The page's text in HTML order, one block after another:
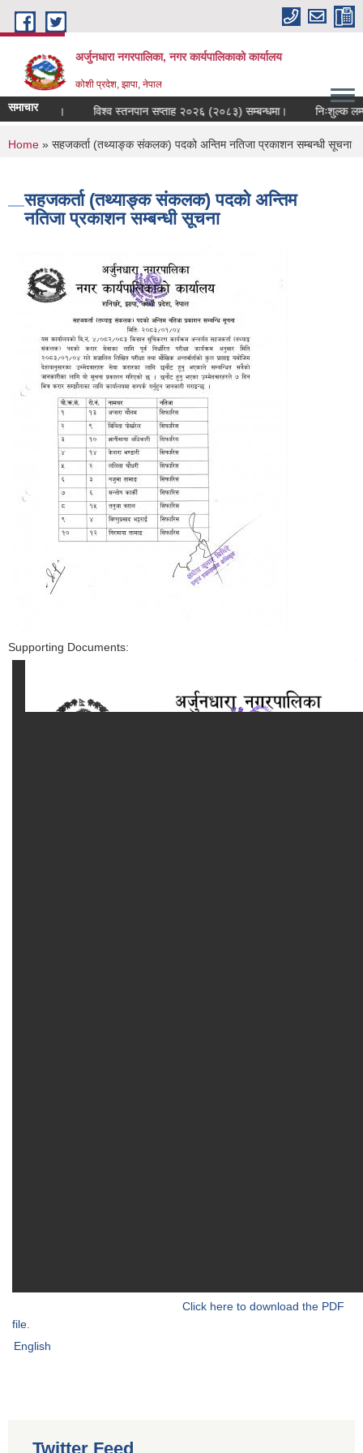
Skip to main content
अर्जुनधारा नगरपालिका, नगर कार्यपालिकाको कार्यालय
कोशी प्रदेश, झापा, नेपाल
समाचार
सूचना। विश्व स्तनपान सप्ताह २०२६ (२०८३) सम्बन्धमा। निःशुल्क
You are here
Home » सहजकर्ता (तथ्याङ्क संकलक) पदको अन्तिम नतिजा प्रकाशन सम्बन्धी सूचना
सहजकर्ता (तथ्याङ्क संकलक) पदको अन्तिम
नतिजा प्रकाशन सम्बन्धी सूचना
Supporting Documents:
Click here to download the PDF
file.
English
Twitter Feed